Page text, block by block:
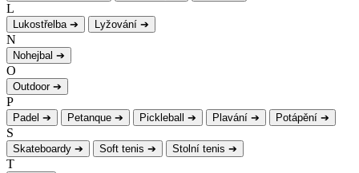
L
Lukostřelba ➔ Lyžování ➔
N
Nohejbal ➔
O
Outdoor ➔
P
Padel ➔ Petanque ➔ Pickleball ➔ Plavání ➔ Potápění ➔
S
Skateboardy ➔ Soft tenis ➔ Stolní tenis ➔
T